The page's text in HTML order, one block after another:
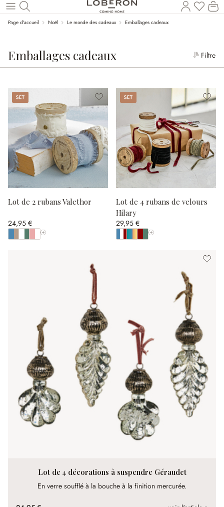
Revenir au contenu principal
Page d'accueil Noël Le monde des cadeaux Emballages cadeaux
Emballages cadeaux Filtre
Set
Lot de 2 rubans Valethor
24,95 €
Afficher toutes les couleurs
Lot de 4 décorations à suspendre Géraudet
En verre soufflé à la bouche à la finition mercurée.
Set
Lot de 4 rubans de velours
Hilary
29,95 €
Afficher toutes les